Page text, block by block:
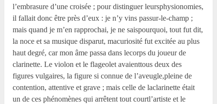
l’embrasure d’une croisée ; pour distinguer leursphysionomies,
il fallait donc être près d’eux : je n’y vins passur-le-champ ;
mais quand je m’en rapprochai, je ne saispourquoi, tout fut dit,
la noce et sa musique disparut, macuriosité fut excitée au plus
haut degré, car mon âme passa dans lecorps du joueur de
clarinette. Le violon et le flageolet avaienttous deux des
figures vulgaires, la figure si connue de l’aveugle,pleine de
contention, attentive et grave ; mais celle de laclarinette était
un de ces phénomènes qui arrêtent tout courtl’artiste et le